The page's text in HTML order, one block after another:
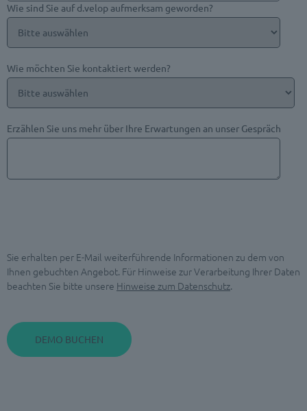
Wie sind Sie auf d.velop aufmerksam geworden?
Wie möchten Sie kontaktiert werden?
Erzählen Sie uns mehr über Ihre Erwartungen an unser Gespräch
Sie erhalten per E-Mail weiterführende Informationen zu dem von
Ihnen gebuchten Angebot. Für Hinweise zur Verarbeitung Ihrer Daten
beachten Sie bitte unsere Hinweise zum Datenschutz.